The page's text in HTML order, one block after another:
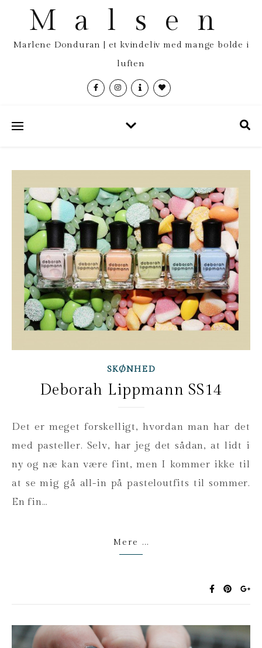
Malsen
Marlene Donduran | et kvindeliv med mange bolde i
luften
SKØNHED
Deborah Lippmann SS14
Det er meget forskelligt, hvordan man har det
med pasteller. Selv, har jeg det sådan, at lidt i
ny og næ kan være fint, men I kommer ikke til
at se mig gå all-in på pasteloutfits til sommer.
En fin…
Mere ...